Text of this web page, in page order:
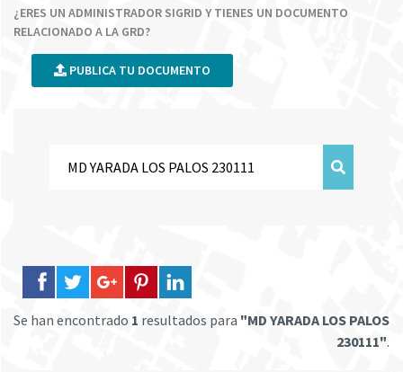
¿ERES UN ADMINISTRADOR SIGRID Y TIENES UN DOCUMENTO
RELACIONADO A LA GRD?
PUBLICA TU DOCUMENTO
Se han encontrado 1 resultados para "MD YARADA LOS PALOS
230111".